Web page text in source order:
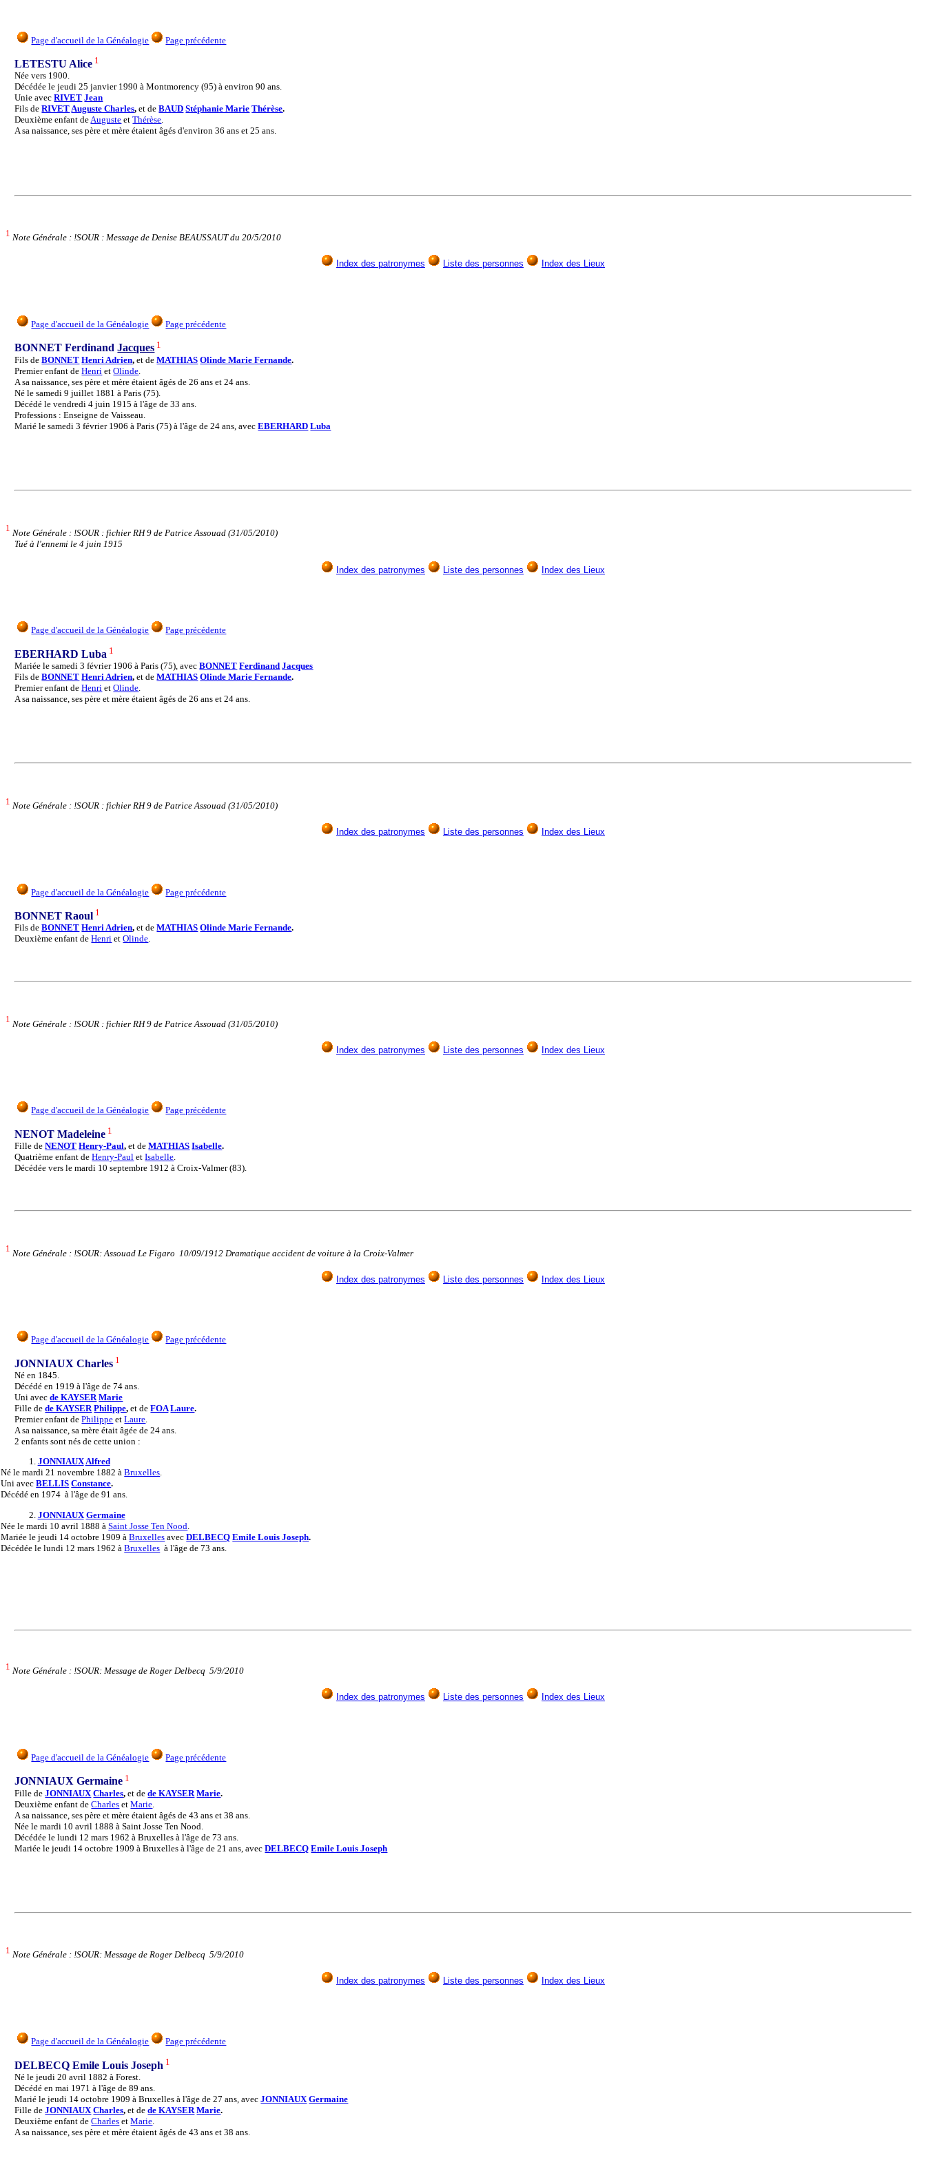
Page d'accueil de la Généalogie Page précédente
LETESTU Alice 1
Née vers 1900.
Décédée le jeudi 25 janvier 1990 à Montmorency (95) à environ 90 ans.
Unie avecRIVET Jean
Fils deRIVETAuguste Charles,et deBAUD Stéphanie Marie Thérèse.
Deuxième enfant deAuguste etThérèse.
A sa naissance, ses père et mère étaient âgés d'environ 36 ans et 25 ans.
1 Note Générale : !SOUR : Message de Denise BEAUSSAUT du 20/5/2010
Index des patronymes Liste des personnes Index des Lieux
Page d'accueil de la Généalogie Page précédente
BONNET FerdinandJacques 1
Fils deBONNET Henri Adrien,et deMATHIAS Olinde Marie Fernande.
Premier enfant deHenri etOlinde
A sa naissance, ses père et mère étaient âgés de 26 ans et 24 ans.
Né le samedi 9 juillet 1881 à Paris (75).
Décédé le vendredi 4 juin 1915 à l'âge de 33 ans.
Professions : Enseigne de Vaisseau.
Marié le samedi 3 février 1906 à Paris (75) à l'âge de 24 ans, avecEBERHARD Luba
1 Note Générale : !SOUR : fichier RH 9 de Patrice Assouad (31/05/2010)
Tué à l'ennemi le 4 juin 1915
Index des patronymes Liste des personnes Index des Lieux
Page d'accueil de la Généalogie Page précédente
EBERHARD Luba 1
Mariée le samedi 3 février 1906 à Paris (75), avecBONNET Ferdinand Jacques
Fils deBONNET Henri Adrien,et deMATHIAS Olinde Marie Fernande.
Premier enfant deHenri etOlinde.
A sa naissance, ses père et mère étaient âgés de 26 ans et 24 ans.
1 Note Générale : !SOUR : fichier RH 9 de Patrice Assouad (31/05/2010)
Index des patronymes Liste des personnes Index des Lieux
Page d'accueil de la Généalogie Page précédente
BONNET Raoul 1
Fils deBONNET Henri Adrien,et deMATHIAS Olinde Marie Fernande.
Deuxième enfant deHenri etOlinde.
1 Note Générale : !SOUR : fichier RH 9 de Patrice Assouad (31/05/2010)
Index des patronymes Liste des personnes Index des Lieux
Page d'accueil de la Généalogie Page précédente
NENOT Madeleine 1
Fille deNENOT Henry-Paul,et deMATHIAS Isabelle.
Quatrième enfant deHenry-Paul etIsabelle.
Décédée vers le mardi 10 septembre 1912 à Croix-Valmer (83).
1 Note Générale : !SOUR: Assouad Le Figaro 10/09/1912 Dramatique accident de voiture à la Croix-Valmer
Index des patronymes Liste des personnes Index des Lieux
Page d'accueil de la Généalogie Page précédente
JONNIAUX Charles 1
Né en 1845.
Décédé en 1919 à l'âge de 74 ans.
Uni avecde KAYSER Marie
Fille dede KAYSER Philippe,et deFOA Laure.
Premier enfant dePhilippe etLaure.
A sa naissance, sa mère était âgée de 24 ans.
2 enfants sont nés de cette union :
1. JONNIAUXAlfred
Né le mardi 21 novembre 1882 àBruxelles.
Uni avecBELLIS Constance.
Décédé en 1974 à l'âge de 91 ans.
2. JONNIAUX Germaine
Née le mardi 10 avril 1888 àSaint Josse Ten Nood
Mariée le jeudi 14 octobre 1909 àBruxelles avecDELBECQ Emile Louis Joseph.
Décédée le lundi 12 mars 1962 àBruxelles à l'âge de 73 ans.
1 Note Générale : !SOUR: Message de Roger Delbecq 5/9/2010
Index des patronymes Liste des personnes Index des Lieux
Page d'accueil de la Généalogie Page précédente
JONNIAUX Germaine 1
Fille deJONNIAUX Charles,et dede KAYSER Marie.
Deuxième enfant deCharles etMarie
A sa naissance, ses père et mère étaient âgés de 43 ans et 38 ans.
Née le mardi 10 avril 1888 à Saint Josse Ten Nood.
Décédée le lundi 12 mars 1962 à Bruxelles à l'âge de 73 ans.
Mariée le jeudi 14 octobre 1909 à Bruxelles à l'âge de 21 ans, avecDELBECQ Emile Louis Joseph
1 Note Générale : !SOUR: Message de Roger Delbecq 5/9/2010
Index des patronymes Liste des personnes Index des Lieux
Page d'accueil de la Généalogie Page précédente
DELBECQ Emile Louis Joseph 1
Né le jeudi 20 avril 1882 à Forest.
Décédé en mai 1971 à l'âge de 89 ans.
Marié le jeudi 14 octobre 1909 à Bruxelles à l'âge de 27 ans, avecJONNIAUX Germaine
Fille deJONNIAUX Charles,et dede KAYSER Marie.
Deuxième enfant deCharles etMarie
A sa naissance, ses père et mère étaient âgés de 43 ans et 38 ans.